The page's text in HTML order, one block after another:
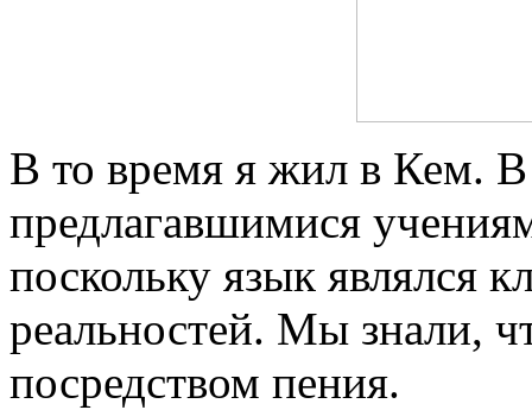
В то время я жил в Кем.
предлагавшимися
поскольку язык являлся
реальностей. Мы знали,
посредством пения.